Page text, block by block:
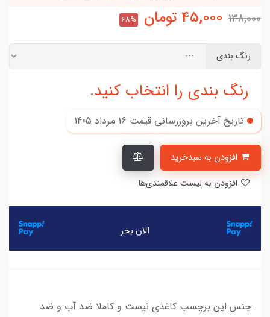
138,000
45,000 تومان 68%
رنگ بندی
رنگ بندی را انتخاب کنید.
تاریخ آخرین بروزرسانی قیمت 16 مرداد 1405
جنس این برچسب کاغذی نیست و کاملا ضد آب و ضد